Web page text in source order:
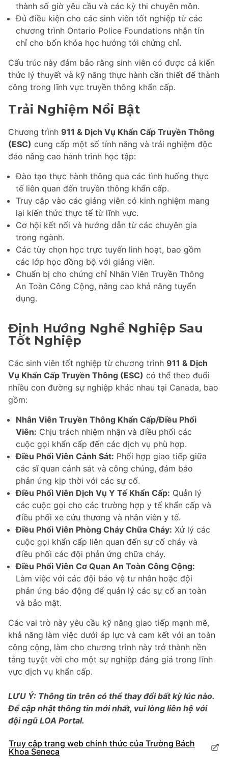
thành số giờ yêu cầu và các kỳ thi chuyên môn.
Đủ điều kiện cho các sinh viên tốt nghiệp từ các
chương trình Ontario Police Foundations nhận tín
chỉ cho bốn khóa học hướng tới chứng chỉ.
Cấu trúc này đảm bảo rằng sinh viên có được cả kiến
thức lý thuyết và kỹ năng thực hành cần thiết để thành
công trong lĩnh vực truyền thông khẩn cấp.
Trải Nghiệm Nổi Bật
Chương trình 911 & Dịch Vụ Khẩn Cấp Truyền Thông
(ESC) cung cấp một số tính năng và trải nghiệm độc
đáo nâng cao hành trình học tập:
Đào tạo thực hành thông qua các tình huống thực
tế liên quan đến truyền thông khẩn cấp.
Truy cập vào các giảng viên có kinh nghiệm mang
lại kiến thức thực tế từ lĩnh vực.
Cơ hội kết nối và hướng dẫn từ các chuyên gia
trong ngành.
Các tùy chọn học trực tuyến linh hoạt, bao gồm
các lớp học đồng bộ với giảng viên.
Chuẩn bị cho chứng chỉ Nhân Viên Truyền Thông
An Toàn Công Cộng, nâng cao khả năng tuyển
dụng.
Định Hướng Nghề Nghiệp Sau
Tốt Nghiệp
Các sinh viên tốt nghiệp từ chương trình 911 & Dịch
Vụ Khẩn Cấp Truyền Thông (ESC) có thể theo đuổi
nhiều con đường sự nghiệp khác nhau tại Canada, bao
gồm:
Nhân Viên Truyền Thông Khẩn Cấp/Điều Phối
Viên: Chịu trách nhiệm nhận và điều phối các
cuộc gọi khẩn cấp đến các dịch vụ phù hợp.
Điều Phối Viên Cảnh Sát: Phối hợp giao tiếp giữa
các sĩ quan cảnh sát và công chúng, đảm bảo
phản ứng kịp thời với các sự cố.
Điều Phối Viên Dịch Vụ Y Tế Khẩn Cấp: Quản lý
các cuộc gọi cho các trường hợp y tế khẩn cấp và
điều phối xe cứu thương và nhân viên y tế.
Điều Phối Viên Phòng Cháy Chữa Cháy: Xử lý các
cuộc gọi khẩn cấp liên quan đến sự cố cháy và
điều phối các đội phản ứng chữa cháy.
Điều Phối Viên Cơ Quan An Toàn Công Cộng:
Làm việc với các đội bảo vệ tư nhân hoặc đội
phản ứng báo động để quản lý các sự cố an toàn
và bảo mật.
Các vai trò này yêu cầu kỹ năng giao tiếp mạnh mẽ,
khả năng làm việc dưới áp lực và cam kết với an toàn
công cộng, làm cho chương trình này trở thành nền
tảng tuyệt vời cho một sự nghiệp đáng giá trong lĩnh
vực dịch vụ khẩn cấp.
LƯU Ý: Thông tin trên có thể thay đổi bất kỳ lúc nào.
Để cập nhật thông tin mới nhất, vui lòng liên hệ với
đội ngũ LOA Portal.
Truy cập trang web chính thức của Trường Bách
Khoa Seneca